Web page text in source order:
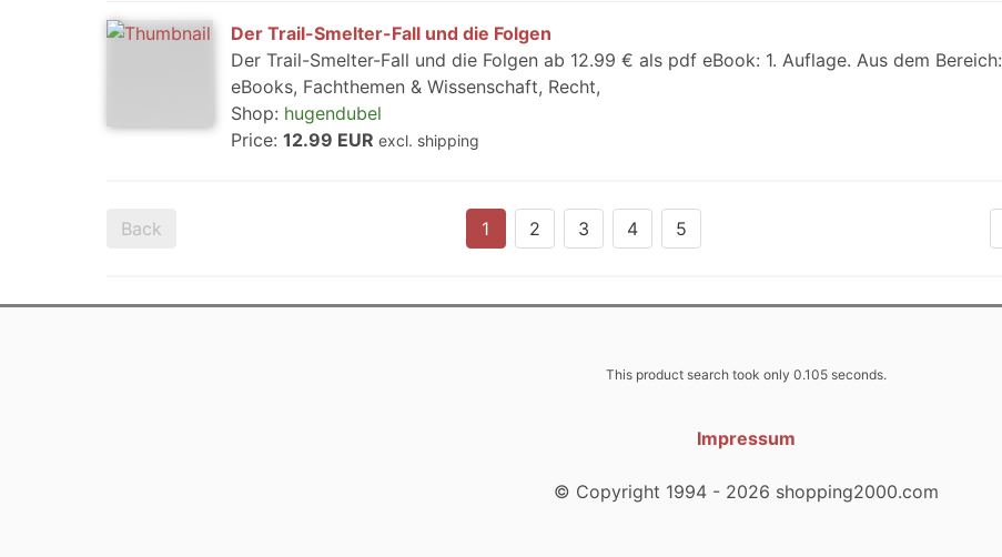
Der Trail-Smelter-Fall und die Folgen
Der Trail-Smelter-Fall und die Folgen ab 12.99 € als pdf eBook: 1. Auflage. Aus dem Bereich:
eBooks, Fachthemen & Wissenschaft, Recht,
Shop: hugendubel
Price: 12.99 EUR excl. shipping
Back 1 2 3 4 5
This product search took only 0.105 seconds.
Impressum
© Copyright 1994 - 2026 shopping2000.com